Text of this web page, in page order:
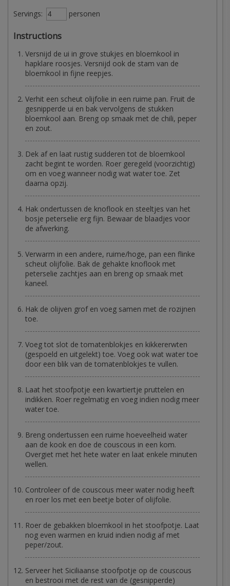
Servings:
personen
Instructions
Versnijd de ui in grove stukjes en bloemkool in
hapklare roosjes. Versnijd ook de stam van de
bloemkool in fijne reepjes.
Verhit een scheut olijfolie in een ruime pan. Fruit de
gesnipperde ui en bak vervolgens de stukken
bloemkool aan. Breng op smaak met de chili, peper
en zout.
Dek af en laat rustig sudderen tot de bloemkool
zacht begint te worden. Roer geregeld (voorzichtig)
om en voeg wanneer nodig wat water toe. Zet
daarna opzij.
Hak ondertussen de knoflook en steeltjes van het
bosje peterselie erg fijn. Bewaar de blaadjes voor
de afwerking.
Verwarm in een andere, ruime/hoge, pan een flinke
scheut olijfolie. Bak de gehakte knoflook met
peterselie zachtjes aan en breng op smaak met
kaneel.
Hak de olijven grof en voeg samen met de rozijnen
toe.
Voeg tot slot de tomatenblokjes en kikkererwten
(gespoeld en uitgelekt) toe. Voeg ook wat water toe
door een blik van de tomatenblokjes te vullen.
Laat het stoofpotje een kwartiertje pruttelen en
indikken. Roer regelmatig en voeg indien nodig meer
water toe.
Breng ondertussen een ruime hoeveelheid water
aan de kook en doe de couscous in een kom.
Overgiet met het hete water en laat enkele minuten
wellen.
Controleer of de couscous meer water nodig heeft
en roer los met een beetje boter of olijfolie.
Roer de gebakken bloemkool in het stoofpotje. Laat
nog even warmen en kruid indien nodig af met
peper/zout.
Serveer het Siciliaanse stoofpotje op de couscous
en bestrooi met de rest van de (gesnipperde)